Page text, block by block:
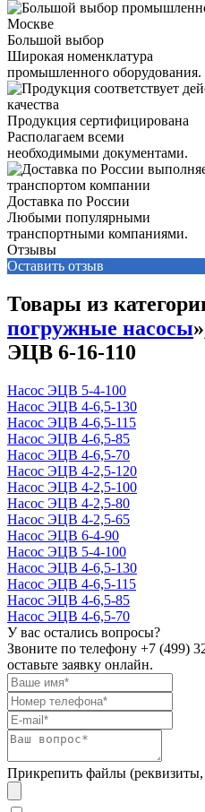
Большой выбор
Широкая номенклатура
промышленного оборудования.
Продукция сертифицирована
Располагаем всеми
необходимыми документами.
Доставка по России
Любыми популярными
транспортными компаниями.
Отзывы
Оставить отзыв
Товары из
погружные насосы
ЭЦВ 6-16-110
Насос ЭЦВ 5-4-100
Насос ЭЦВ 4-6,5-130
Насос ЭЦВ 4-6,5-115
Насос ЭЦВ 4-6,5-85
Насос ЭЦВ 4-6,5-70
Насос ЭЦВ 4-2,5-120
Насос ЭЦВ 4-2,5-100
Насос ЭЦВ 4-2,5-80
Насос ЭЦВ 4-2,5-65
Насос ЭЦВ 6-4-90
Насос ЭЦВ 5-4-100
Насос ЭЦВ 4-6,5-130
Насос ЭЦВ 4-6,5-115
Насос ЭЦВ 4-6,5-85
Насос ЭЦВ 4-6,5-70
У вас остались вопросы?
Звоните по телефону +7 (499)
оставьте заявку онлайн.
Прикрепить файлы